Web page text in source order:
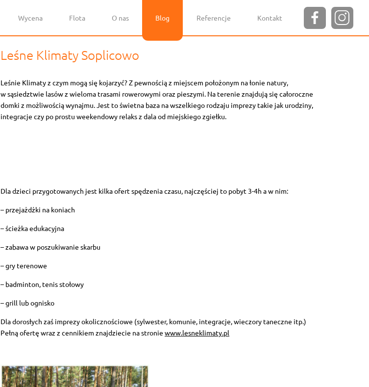
Wycena Flota O nas Blog Referencje Kontakt
Leśne Klimaty Soplicowo
Leśnie Klimaty z czym mogą się kojarzyć? Z pewnością z miejscem położonym na łonie natury,
w sąsiedztwie lasów z wieloma trasami rowerowymi oraz pieszymi. Na terenie znajdują się całoroczne
domki z możliwością wynajmu. Jest to świetna baza na wszelkiego rodzaju imprezy takie jak urodziny,
integracje czy po prostu weekendowy relaks z dala od miejskiego zgiełku.
Dla dzieci przygotowanych jest kilka ofert spędzenia czasu, najczęściej to pobyt 3-4h a w nim:
– przejażdżki na koniach
– ścieżka edukacyjna
– zabawa w poszukiwanie skarbu
– gry terenowe
– badminton, tenis stołowy
– grill lub ognisko
Dla dorosłych zaś imprezy okolicznościowe (sylwester, komunie, integracje, wieczory taneczne itp.)
Pełną ofertę wraz z cennikiem znajdziecie na stroniewww.lesneklimaty.pl